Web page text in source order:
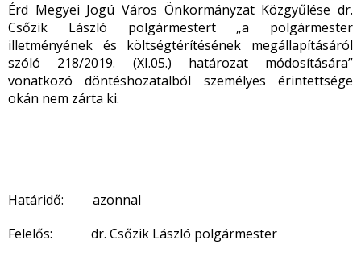
Érd Megyei Jogú Város Önkormányzat Közgyűlése dr.
Csőzik László polgármestert „a polgármester
illetményének és költségtérítésének megállapításáról
szóló 218/2019. (XI.05.) határozat módosítására”
vonatkozó döntéshozatalból személyes érintettsége
okán nem zárta ki.
Határidő: azonnal
Felelős: dr. Csőzik László polgármester